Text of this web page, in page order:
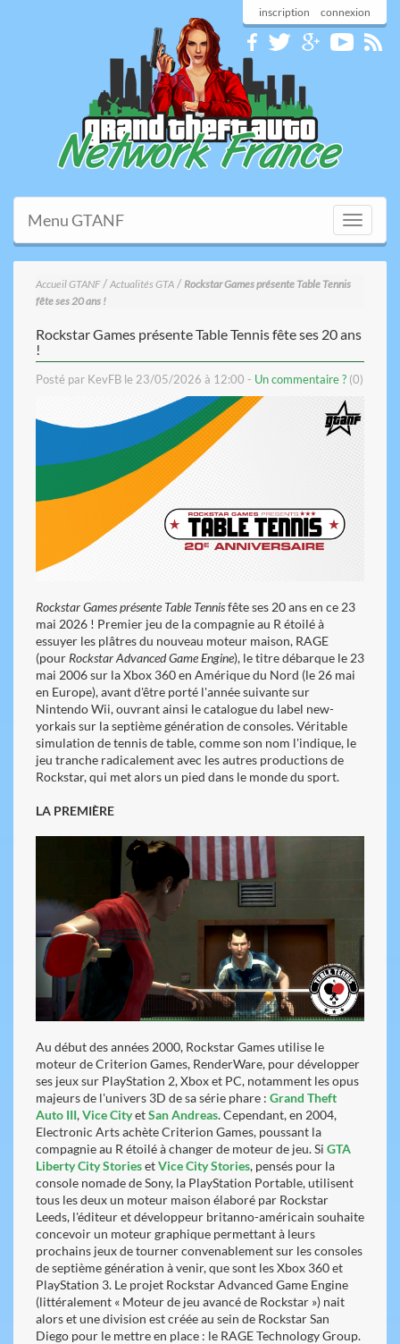
inscription connexion
Toggle
Menu GTANF
Accueil GTANF/ Actualités GTA / Rockstar Games présente Table Tennis
fête ses 20 ans !
Rockstar Games présente Table Tennis fête ses 20 ans
!
Posté par KevFB le 23/05/2026 à 12:00 - Un commentaire ? (0)
Rockstar Games présente Table Tennisfête ses 20 ans en ce 23
mai 2026 ! Premier jeu de la compagnie au R étoilé à
essuyer les plâtres du nouveau moteur maison, RAGE
(pour Rockstar Advanced Game Engine), le titre débarque le 23
mai 2006 sur la Xbox 360 en Amérique du Nord (le 26 mai
en Europe), avant d'être porté l'année suivante sur
Nintendo Wii, ouvrant ainsi le catalogue du label new-
yorkais sur la septième génération de consoles. Véritable
simulation de tennis de table, comme son nom l'indique, le
jeu tranche radicalement avec les autres productions de
Rockstar, qui met alors un pied dans le monde du sport.
LA PREMIÈRE
Au début des années 2000, Rockstar Games utilise le
moteur de Criterion Games, RenderWare, pour développer
ses jeux sur PlayStation 2, Xbox et PC, notamment les opus
majeurs de l'univers 3D de sa série phare : Grand Theft
Auto III,Vice CityetSan Andreas. Cependant, en 2004,
Electronic Arts achète Criterion Games, poussant la
compagnie au R étoilé à changer de moteur de jeu. Si GTA
Liberty City StoriesetVice City Stories, pensés pour la
console nomade de Sony, la PlayStation Portable, utilisent
tous les deux un moteur maison élaboré par Rockstar
Leeds, l'éditeur et développeur britanno-américain souhaite
concevoir un moteur graphique permettant à leurs
prochains jeux de tourner convenablement sur les consoles
de septième génération à venir, que sont les Xbox 360 et
PlayStation 3. Le projet Rockstar Advanced Game Engine
(littéralement « Moteur de jeu avancé de Rockstar ») nait
alors et une division est créée au sein de Rockstar San
Diego pour le mettre en place : le RAGE Technology Group.